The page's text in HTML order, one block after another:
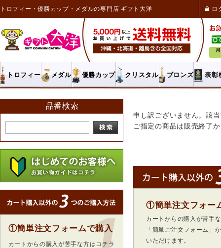
トロフィー・優勝カップ・メダルの専門店 ギフト大洋 ロ
トロフィー メダル 優勝カップ クリスタル ブロンズ 表彰
申し訳ございません。該
ご指定の商品は販売終了
①簡単注文フォー
カートからの購入が苦手
「簡単ご注文フォーム」
いただけます。
品番検索
①簡単注文フォームで購入
カートからの購入が苦手な方はコチラ